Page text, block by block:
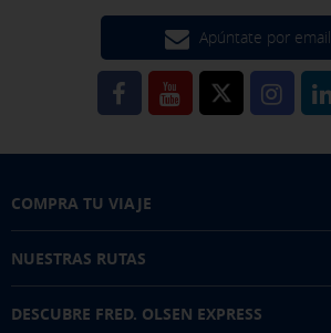
Apúntate por email
COMPRA TU VIAJE
NUESTRAS RUTAS
DESCUBRE FRED. OLSEN EXPRESS